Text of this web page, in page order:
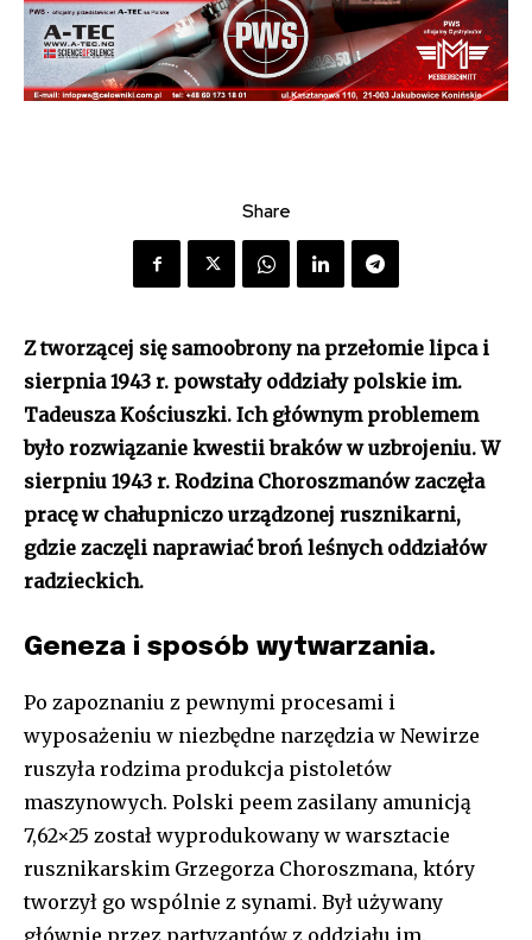
Share
Z tworzącej się samoobrony na przełomie lipca i
sierpnia 1943 r. powstały oddziały polskie im.
Tadeusza Kościuszki. Ich głównym problemem
było rozwiązanie kwestii braków w uzbrojeniu. W
sierpniu 1943 r. Rodzina Choroszmanów zaczęła
pracę w chałupniczo urządzonej rusznikarni,
gdzie zaczęli naprawiać broń leśnych oddziałów
radzieckich.
Geneza i sposób wytwarzania.
Po zapoznaniu z pewnymi procesami i
wyposażeniu w niezbędne narzędzia w Newirze
ruszyła rodzima produkcja pistoletów
maszynowych. Polski peem zasilany amunicją
7,62×25 został wyprodukowany w warsztacie
rusznikarskim Grzegorza Choroszmana, który
tworzył go wspólnie z synami. Był używany